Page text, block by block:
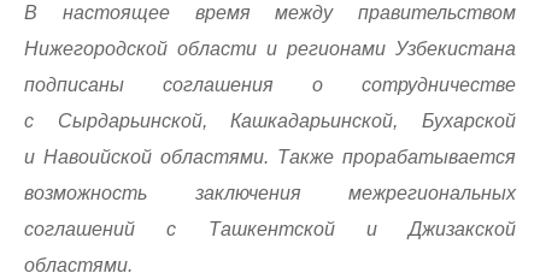
В настоящее время между правительством
Нижегородской области и регионами Узбекистана
подписаны соглашения о сотрудничестве
с Сырдарьинской, Кашкадарьинской, Бухарской
и Навоийской областями. Также прорабатывается
возможность заключения межрегиональных
соглашений с Ташкентской и Джизакской
областями.